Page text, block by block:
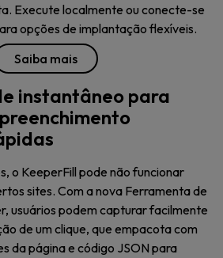
Execute localmente ou conecte-se
opções de implantação flexíveis.
Saiba mais
instantâneo para
o KeeperFill pode não funcionar
sites. Com a nova Ferramenta de
usuários podem capturar facilmente
de um clique, que empacota com
da página e código JSON para